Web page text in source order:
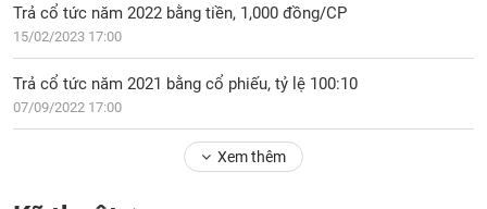
sơ
doanh
Tin
tức
Trả cổ tức năm 2022 bằng tiền, 1,000 đồng/CP
15/02/2023 17:00
Trả cổ tức năm 2021 bằng cổ phiếu, tỷ lệ 100:10
07/09/2022 17:00
Xem thêm
NGUYÊN
VẬT
LIỆU